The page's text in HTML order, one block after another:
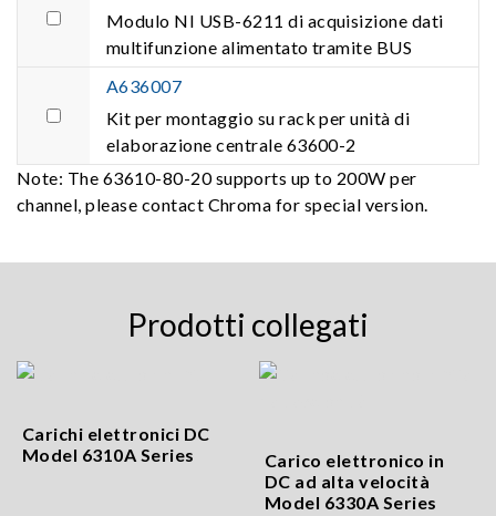
Modulo NI USB-6211 di acquisizione dati
multifunzione alimentato tramite BUS
A636007
Kit per montaggio su rack per unità di
elaborazione centrale 63600-2
Note: The 63610-80-20 supports up to 200W per
channel, please contact Chroma for special version.
Prodotti collegati
Carichi elettronici DC
Model 6310A Series
Carico elettronico in
DC ad alta velocità
Model 6330A Series